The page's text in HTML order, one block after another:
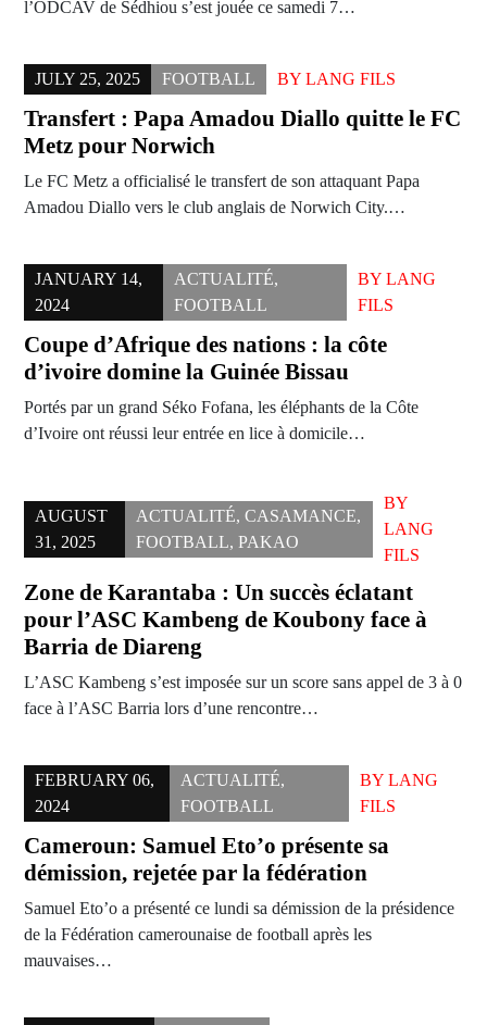
l’ODCAV de Sédhiou s’est jouée ce samedi 7…
JULY 25, 2025 FOOTBALL BY LANG FILS
Transfert : Papa Amadou Diallo quitte le FC
Metz pour Norwich
Le FC Metz a officialisé le transfert de son attaquant Papa
Amadou Diallo vers le club anglais de Norwich City.…
JANUARY 14,
2024
ACTUALITÉ,
FOOTBALL
BY LANG
FILS
Coupe d’Afrique des nations : la côte
d’ivoire domine la Guinée Bissau
Portés par un grand Séko Fofana, les éléphants de la Côte
d’Ivoire ont réussi leur entrée en lice à domicile…
AUGUST
31, 2025
ACTUALITÉ,CASAMANCE,
FOOTBALL,PAKAO
BY
LANG
FILS
Zone de Karantaba : Un succès éclatant
pour l’ASC Kambeng de Koubony face à
Barria de Diareng
L’ASC Kambeng s’est imposée sur un score sans appel de 3 à 0
face à l’ASC Barria lors d’une rencontre…
FEBRUARY 06,
2024
ACTUALITÉ,
FOOTBALL
BY LANG
FILS
Cameroun: Samuel Eto’o présente sa
démission, rejetée par la fédération
Samuel Eto’o a présenté ce lundi sa démission de la présidence
de la Fédération camerounaise de football après les
mauvaises…